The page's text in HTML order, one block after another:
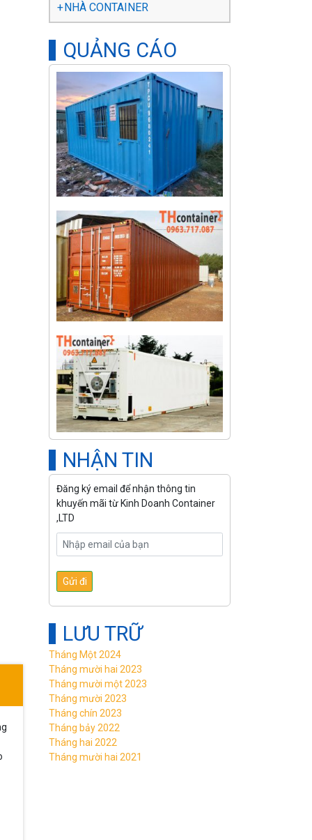
NHÀ CONTAINER
QUẢNG CÁO
NHẬN TIN
Đăng ký email để nhận thông tin
khuyến mãi từ Kinh Doanh Container
,LTD
LƯU TRỮ
Tháng Một 2024
Tháng mười hai 2023
Tháng mười một 2023
Tháng mười 2023
Tháng chín 2023
Tháng bảy 2022
Tháng hai 2022
Tháng mười hai 2021